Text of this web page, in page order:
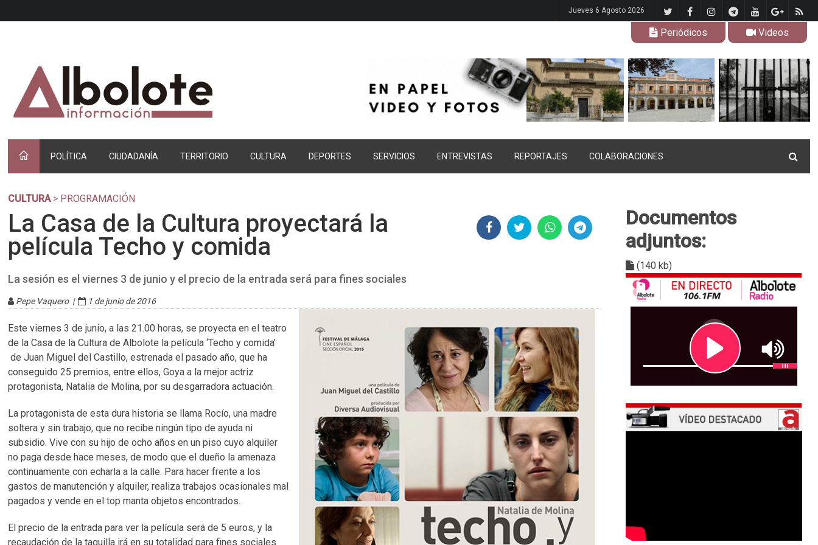
Jueves 6 Agosto 2026
Periódicos Videos
POLÍTICA CIUDADANÍA TERRITORIO CULTURA DEPORTES SERVICIOS ENTREVISTAS REPORTAJES COLABORACIONES
CULTURA> PROGRAMACIÓN
La Casa de la Cultura proyectará la
película Techo y comida
La sesión es el viernes 3 de junio y el precio de la entrada será para fines sociales
Pepe Vaquero | 1 de junio de 2016
Este viernes 3 de junio, a las 21.00 horas, se proyecta en el teatro
de la Casa de la Cultura de Albolote la película ‘Techo y comida’
de Juan Miguel del Castillo, estrenada el pasado año, que ha
conseguido 25 premios, entre ellos, Goya a la mejor actriz
protagonista, Natalia de Molina, por su desgarradora actuación.
La protagonista de esta dura historia se llama Rocío, una madre
soltera y sin trabajo, que no recibe ningún tipo de ayuda ni
subsidio. Vive con su hijo de ocho años en un piso cuyo alquiler
no paga desde hace meses, de modo que el dueño la amenaza
continuamente con echarla a la calle. Para hacer frente a los
gastos de manutención y alquiler, realiza trabajos ocasionales mal
pagados y vende en el top manta objetos encontrados.
El precio de la entrada para ver la película será de 5 euros, y la
recaudación de la taquilla irá en su totalidad para fines sociales
Documentos
adjuntos:
(140 kb)